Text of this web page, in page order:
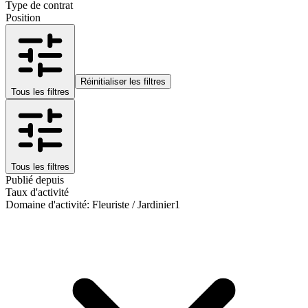
Type de contrat
Position
Tous les filtres
Réinitialiser les filtres
Tous les filtres
Publié depuis
Taux d'activité
Domaine d'activité: Fleuriste / Jardinier1